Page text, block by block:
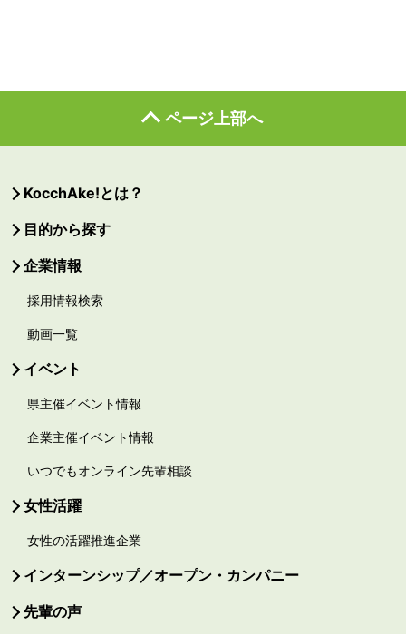
ページ上部へ
KocchAke!とは？
目的から探す
企業情報
採用情報検索
動画一覧
イベント
県主催イベント情報
企業主催イベント情報
いつでもオンライン先輩相談
女性活躍
女性の活躍推進企業
インターンシップ／オープン・カンパニー
先輩の声